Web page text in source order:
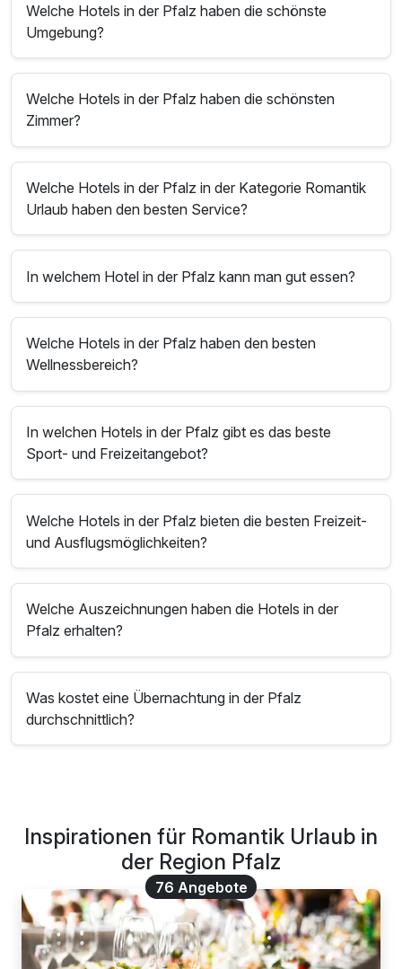
Welche Hotels in der Pfalz haben die schönste
Umgebung?
Welche Hotels in der Pfalz haben die schönsten
Zimmer?
Welche Hotels in der Pfalz in der Kategorie Romantik
Urlaub haben den besten Service?
In welchem Hotel in der Pfalz kann man gut essen?
Welche Hotels in der Pfalz haben den besten
Wellnessbereich?
In welchen Hotels in der Pfalz gibt es das beste
Sport- und Freizeitangebot?
Welche Hotels in der Pfalz bieten die besten Freizeit-
und Ausflugsmöglichkeiten?
Welche Auszeichnungen haben die Hotels in der
Pfalz erhalten?
Was kostet eine Übernachtung in der Pfalz
durchschnittlich?
Inspirationen für Romantik Urlaub in
der Region Pfalz
76 Angebote